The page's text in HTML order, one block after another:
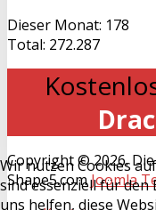
Dieser Monat: 178
Total: 272.287
Copyright © 2026.
Shape5.comJoomla
Wir nutzen Cookies
sind essenziell für den
uns helfen, diese